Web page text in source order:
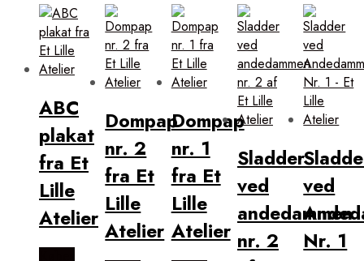
ABC
plakat
fra Et
Lille
Atelier
Dompap
nr. 2
fra Et
Lille
Atelier
Dompap
nr. 1
fra Et
Lille
Atelier
Sladder
ved
andedammen
nr. 2
ved
Nr. 1